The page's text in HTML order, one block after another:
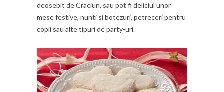
deosebit de Craciun, sau pot fi deliciul unor
mese festive, nunti si botezuri, petreceri pentru
copii sau alte tipuri de party-uri.